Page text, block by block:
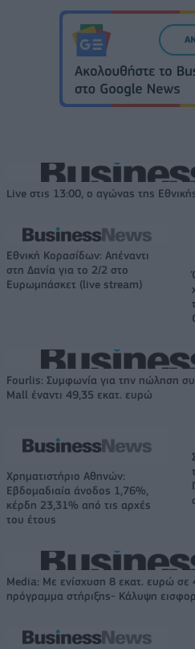
Live στις 13:00, ο αγώνας της
Εθνική Κορασίδων: Απέναντι
στη Δανία για το 2/2 στο
Ευρωμπάσκετ (live stream)
Fourlis: Συμφωνία για την πώληση
Mall έναντι 49,35 εκατ. ευρώ
Χρηματιστήριο Αθηνών:
Εβδομαδιαία άνοδος 1,76%,
κέρδη 23,31% από τις αρχές
του έτους
Media: Με ενίσχυση 8 εκατ. ευρώ σε
πρόγραμμα στήριξης- Κάλυψη